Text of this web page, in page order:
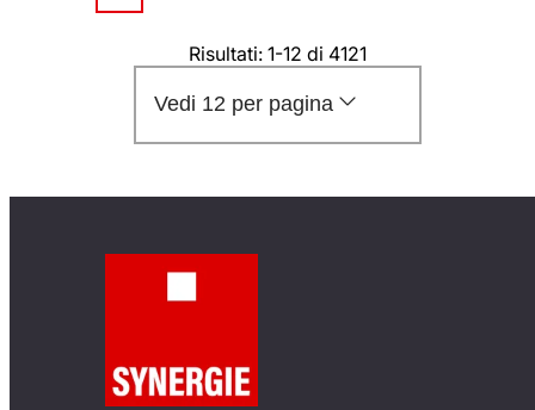
Risultati: 1-12 di 4121
Vedi 12 per pagina